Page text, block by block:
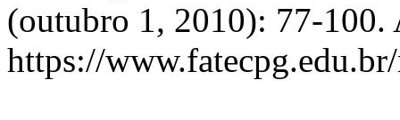
(outubro 1, 2010): 77-100.
https://